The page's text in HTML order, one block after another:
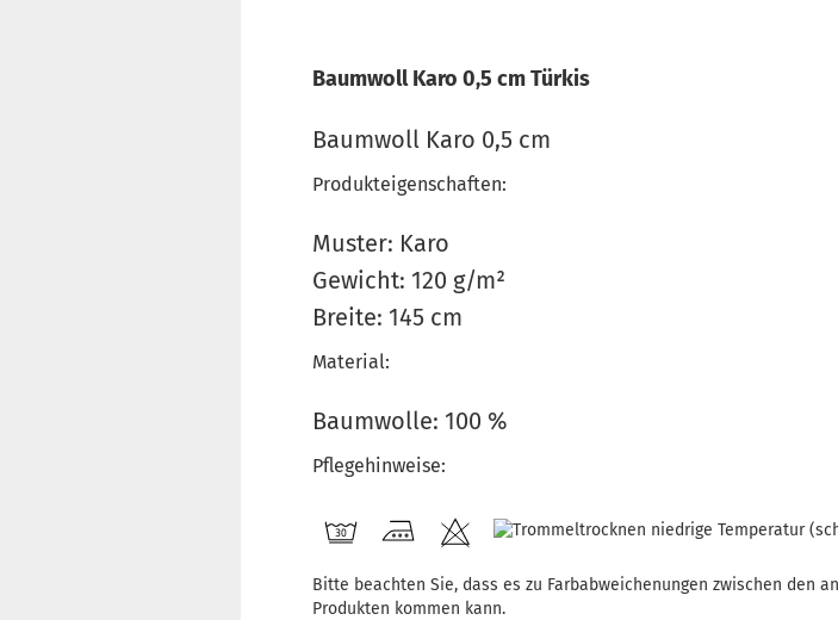
Baumwoll Karo 0,5 cm Türkis
Baumwoll Karo 0,5 cm
Produkteigenschaften:
Muster: Karo
Gewicht: 120 g/m²
Breite: 145 cm
Material:
Baumwolle: 100 %
Pflegehinweise:
Bitte beachten Sie, dass es zu Farbabweichenungen zwischen den
Produkten kommen kann.